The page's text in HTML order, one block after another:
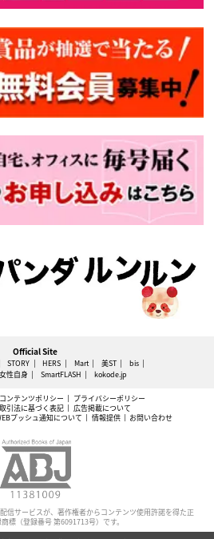
Official Site
STORY HERS Mart 美ST
bis
女性自身 SmartFLASH kokode.jp
コンテンツポリシー
プライバシーポリシー
引法に基づく表記
広告掲載について
プッシュ通知について 情報提供 お問い合わせ
信サービスが、著作権者からコンテンツ使用許諾を得た正
標（登録番号 第6091713号）です。